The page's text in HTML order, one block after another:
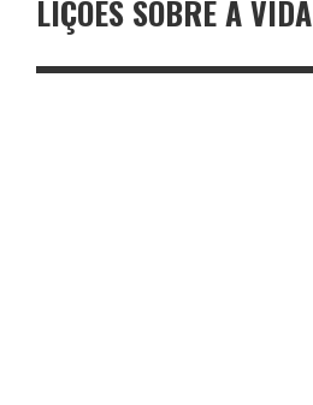
LIÇÕES SOBRE A VIDA